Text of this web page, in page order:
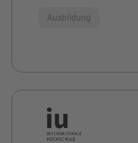
Ausbildung